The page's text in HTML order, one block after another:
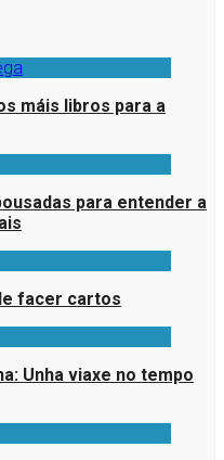
máis libros para a
para entender a
facer cartos
Unha viaxe no tempo